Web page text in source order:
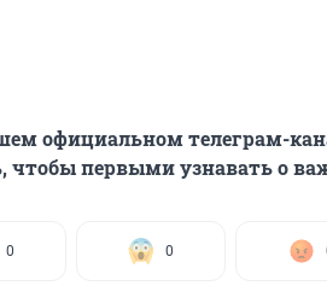
официальном телеграм-
чтобы первыми узнавать о
0 0